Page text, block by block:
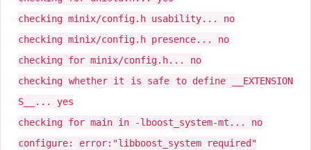
checking minix/config.h usability... no
checking minix/config.h presence... no
checking for minix/config.h... no
checking whether it is safe to define __EXTENSION
S__... yes
checking for main in -lboost_system-mt... no
configure: error:"libboost_system required"